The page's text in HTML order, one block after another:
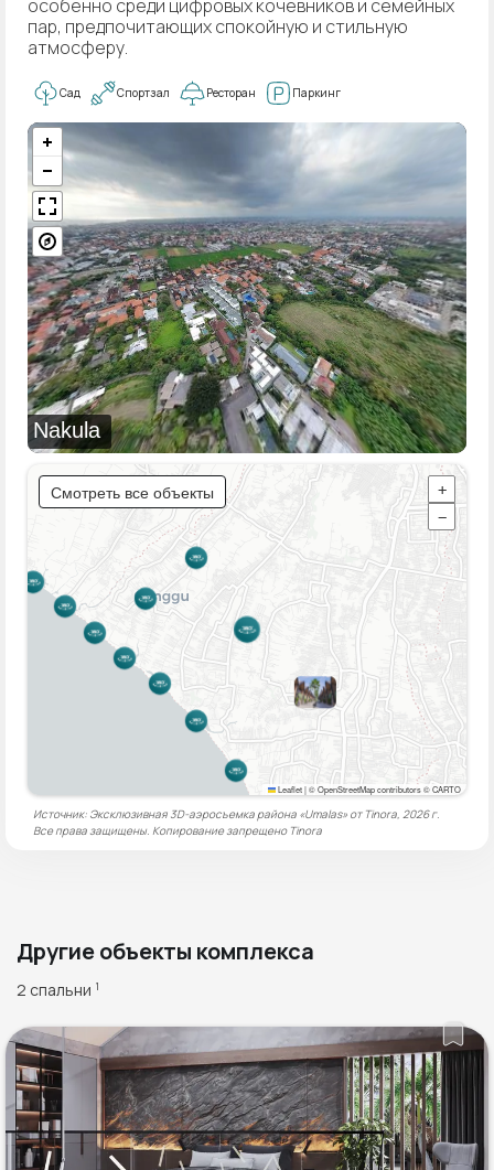
особенно среди цифровых кочевников и семейных
пар, предпочитающих спокойную и стильную
атмосферу.
Сад Спортзал Ресторан Паркинг
Nakula
Смотреть все объекты
+
−
Leaflet|© OpenStreetMap contributors © CARTO
Источник: Эксклюзивная 3D-аэросъемка района «Umalas» от Tinora, 2026 г.
Все права защищены. Копирование запрещено Tinora
Другие объекты комплекса
2 спальни 1